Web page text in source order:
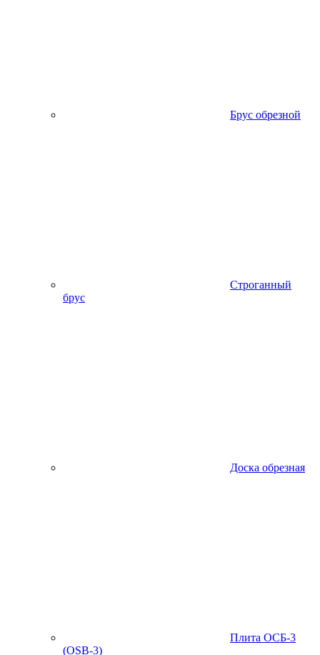
Брус обрезной
Строганный
брус
Доска обрезная
Плита ОСБ-3
(OSB-3)